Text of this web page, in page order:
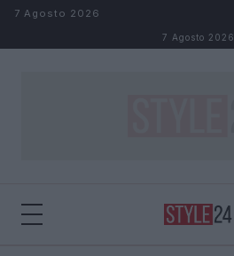
Salta al contenuto
7 Agosto 2026
7 Agosto 2026